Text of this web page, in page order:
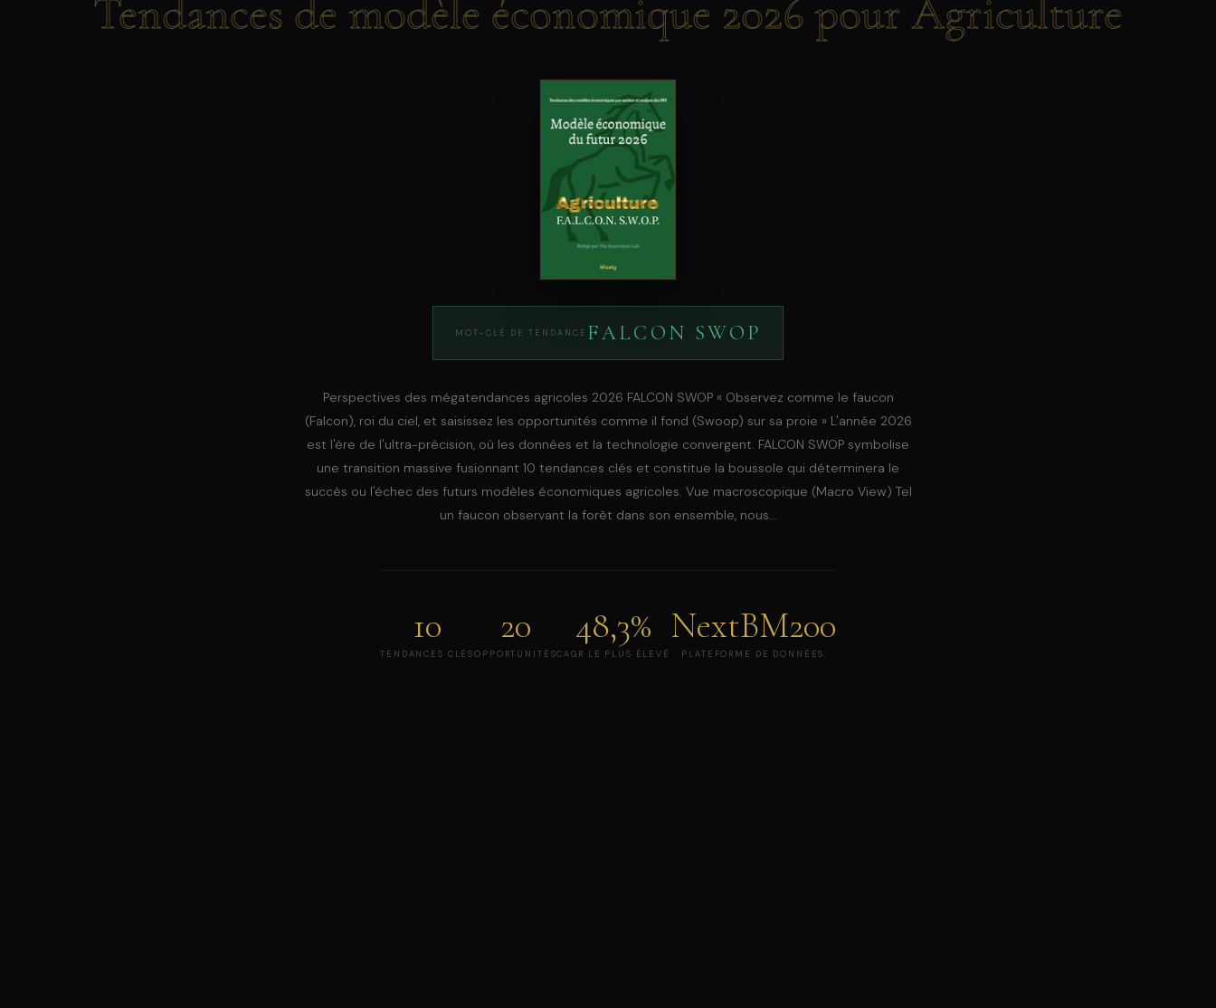
Tendances de modèle économique 2026 pour Agriculture
MOT-CLÉ DE TENDANCE FALCON SWOP
Perspectives des mégatendances agricoles 2026 FALCON SWOP « Observez comme le faucon
(Falcon), roi du ciel, et saisissez les opportunités comme il fond (Swoop) sur sa proie » L'année 2026
est l'ère de l'ultra-précision, où les données et la technologie convergent. FALCON SWOP symbolise
une transition massive fusionnant 10 tendances clés et constitue la boussole qui déterminera le
succès ou l'échec des futurs modèles économiques agricoles. Vue macroscopique (Macro View) Tel
un faucon observant la forêt dans son ensemble, nous...
10
TENDANCES CLÉS
20
OPPORTUNITÉS
48,3%
CAGR LE PLUS ÉLEVÉ
NextBM200
PLATEFORME DE DONNÉES